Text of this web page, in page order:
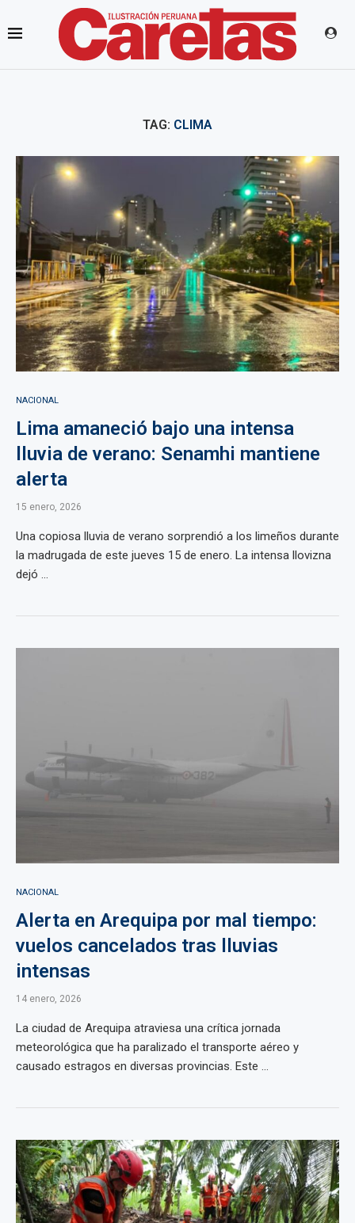
TAG: CLIMA
NACIONAL
Lima amaneció bajo una intensa
lluvia de verano: Senamhi mantiene
alerta
15 enero, 2026
Una copiosa lluvia de verano sorprendió a los limeños durante
la madrugada de este jueves 15 de enero. La intensa llovizna
dejó ...
NACIONAL
Alerta en Arequipa por mal tiempo:
vuelos cancelados tras lluvias
intensas
14 enero, 2026
La ciudad de Arequipa atraviesa una crítica jornada
meteorológica que ha paralizado el transporte aéreo y
causado estragos en diversas provincias. Este ...